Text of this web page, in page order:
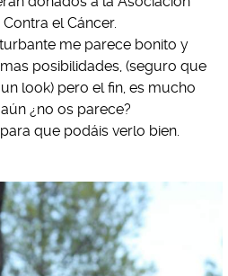
el Cáncer.
me parece bonito y
posibilidades, (seguro que
look) pero el fin, es mucho
¿no os parece?
que podáis verlo bien.